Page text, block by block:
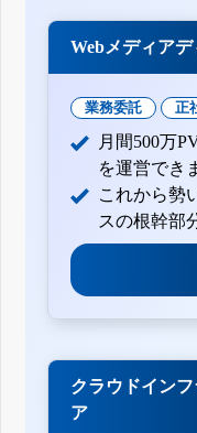
Webメディア
業務委託 正
月間500万
を運営でき
これから勢
スの根幹部
クラウドイン
ア